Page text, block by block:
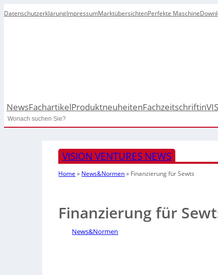
DatenschutzerklärungImpressumMarktübersichtenPerfekte Maschine
NewsFachartikelProduktneuheitenFachzeitschrift
Search
VISION VENTURES NEWS
Home » News&Normen» Finanzierung für Sewts
Finanzierung für
News&Normen